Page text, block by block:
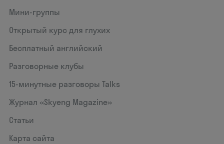
Мини-группы
Открытый курс для глухих
Бесплатный английский
Разговорные клубы
15‑минутные разговоры Talks
Журнал «Skyeng Magazine»
Статьи
Карта сайта